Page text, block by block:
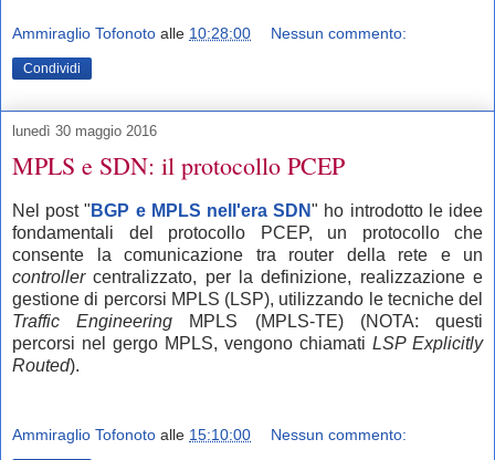
Ammiraglio Tofonoto alle 10:28:00 Nessun commento:
Condividi
lunedì 30 maggio 2016
MPLS e SDN: il protocollo PCEP
Nel post " BGP e MPLS nell'era SDN" ho introdotto le idee
fondamentali del protocollo PCEP, un protocollo che
consente la comunicazione tra router della rete e un
controllercentralizzato, per la definizione, realizzazione e
gestione di percorsi MPLS (LSP), utilizzando le tecniche del
Traffic Engineering MPLS (MPLS-TE) (NOTA: questi
percorsi nel gergo MPLS, vengono chiamati LSP Explicitly
Routed).
Ammiraglio Tofonoto alle 15:10:00 Nessun commento: